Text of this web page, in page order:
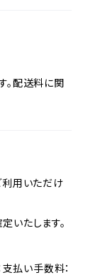
。配送料に関
利用いただけ
いたします。
払い手数料：